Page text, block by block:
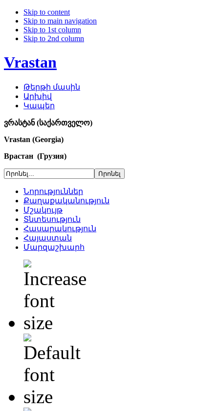
Skip to content
Skip to main navigation
Skip to 1st column
Skip to 2nd column
Vrastan
Թերթի մասին
Արխիվ
Կապեր
ვრასტან (საქართველო)
Vrastan (Georgia)
Врастан (Грузия)
Նորություններ
Քաղաքականություն
Մշակույթ
Տնտեսություն
Հասարակություն
Հայաստան
Մարզաշխարհ